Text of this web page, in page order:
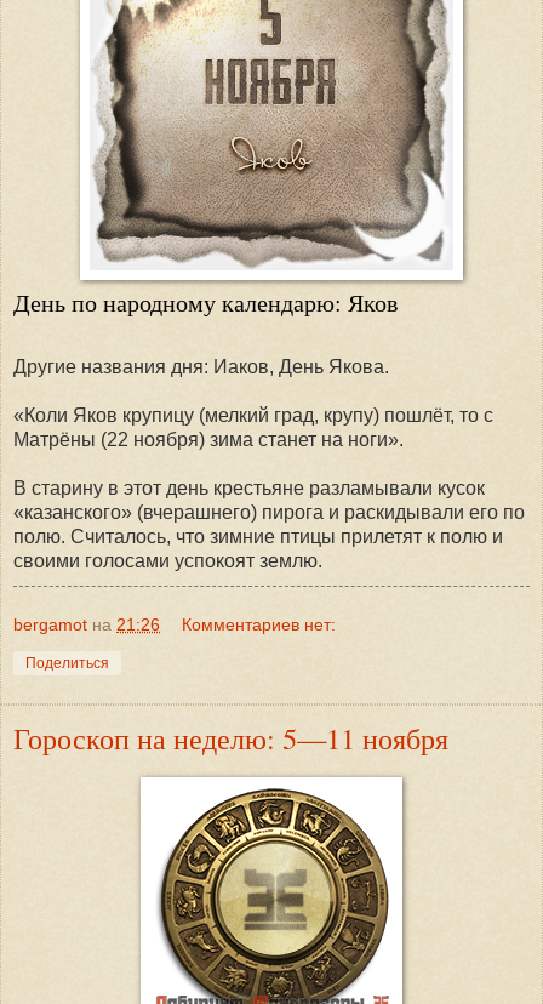
День по народному календарю: Яков
Другие названия дня: Иаков, День Якова.
«Коли Яков крупицу (мелкий град, крупу) пошлёт, то с
Матрёны (22 ноября) зима станет на ноги».
В старину в этот день крестьяне разламывали кусок
«казанского» (вчерашнего) пирога и раскидывали его по
полю. Считалось, что зимние птицы прилетят к полю и
своими голосами успокоят землю.
bergamot на 21:26 Комментариев нет:
Поделиться
Гороскоп на неделю: 5—11 ноября